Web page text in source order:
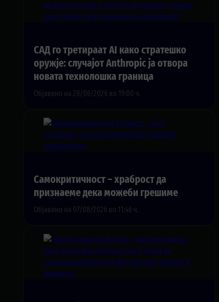
САД го третираат AI како стратешко
оружје: случајот Anthropic ја отвора
новата технолошка граница
Објавено на 28/06/2026 во 19:00 ч.
Самокритичност – храброст да
признаеме дека можеби грешиме
Објавено на 07/08/2026 во 11:46 ч.